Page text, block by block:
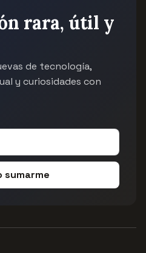
rara, útil y
de tecnología,
y curiosidades con
sumarme